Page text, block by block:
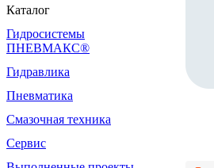
Каталог
Гидросистемы
ПНЕВМАКС®
Гидравлика
Пневматика
Смазочная техника
Сервис